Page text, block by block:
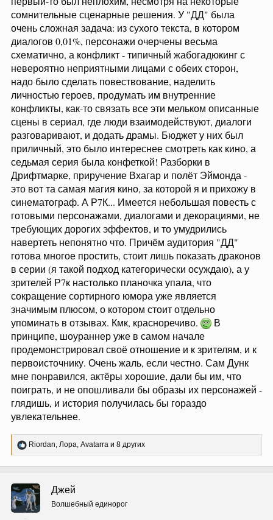
Ну и вотэтоповорот не вызвал никаких эмоций.
Грустно, да, но все второстепенные персонажи
малоинтересны, у них нет какой-либо самостоятельной
истории и характеров, они не запоминаются, не
западают в душу, а общий сюжет все ещё ни о чём.
Вроде как название говорящее, сразу думаешь:
сейчас тебе раскроют тему рыцарства в семи
королевствах, представят самых разных рыцарей, в
деталях покажут их быт и бытовые трудности, радости
с невзгодами, какие вызовы им подбрасывает судьба,
покажут турнир во всей красе. Но ничегошеньки из
этого нет , однако даже в этой серии поблевать не
забыли.
В целом, не раз читала рассуждения о том, что данный
сериал лучше "Дома Драконов", и... хочется спросить,
чем? Второй сезон был полным провалом, конечно, но
первый-то был неплохим, несмотря на некоторые
сомнительные сценарные решения. У "ДД" была
очень сложная задача: из сухого текста, в котором
диалогов 0,01%, персонажи очерчены весьма
схематично, а конфликт - типичный жабогадюкинг с
невероятно неприятными лицами с обеих сторон,
надо было сделать повествование, наделить
личностью героев, продумать им внутренние
конфликты, как-то связать все эти мельком описанные
сцены в сериал, где люди взаимодействуют, диалоги
разговаривают, и додать драмы. Бюджет у них был
приличный, это было интереснее смотреть как кино, а
седьмая серия была конфеткой! Разборки в
Дрифтмарке, приручение Вхагар и полёт Эймонда -
это вот та самая магия кино, за которой я и прихожу в
синематограф. А Р7К... Имеется небольшая повесть с
навертеть непонятно что. Причём аудитория "ДД"
готова многое простить, стоит лишь показать драконов
в серии (я такой подход категорически осуждаю), а у